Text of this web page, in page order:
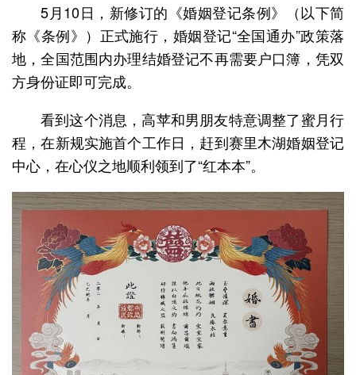
5月10日，新修订的《婚姻登记条例》（以下简
称《条例》）正式施行，婚姻登记“全国通办”政策落
地，全国范围内办理结婚登记不再需要户口簿，凭双
方身份证即可完成。
看到这个消息，高苹和男朋友特意调整了蜜月行
程，在新规实施首个工作日，赶到赛里木湖婚姻登记
中心，在心仪之地顺利领到了“红本本”。